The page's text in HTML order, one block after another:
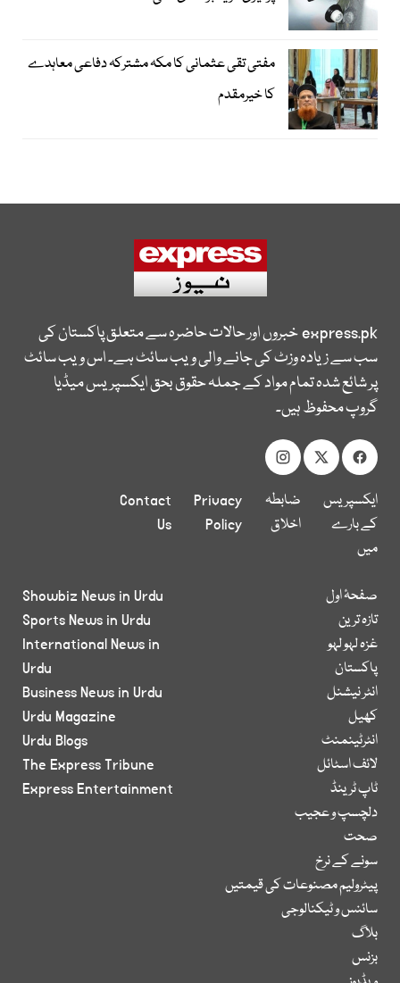
مفتی تقی عثمانی کا مکہ مشترکہ دفاعی معاہدے
کا خیرمقدم
express.pkخبروں اور حالات حاضرہ سے متعلق پاکستان کی
سب سے زیادہ وزٹ کی جانے والی ویب سائٹ ہے۔ اس ویب سائٹ
پر شائع شدہ تمام مواد کے جملہ حقوق بحق ایکسپریس میڈیا
گروپ محفوظ ہیں۔
ایکسپریس
کے بارے
میں
ضابطہ
اخلاق
Privacy
Policy
Contact
Us
صفحۂ اول
تازہ ترین
غزہ لہو لہو
پاکستان
انٹر نیشنل
کھیل
انٹرٹینمنٹ
لائف اسٹائل
ٹاپ ٹرینڈ
دلچسپ و عجیب
صحت
سونے کے نرخ
پیٹرولیم مصنوعات کی قیمتیں
سائنس و ٹیکنالوجی
بلاگ
بزنس
Showbiz News in Urdu
Sports News in Urdu
International News in
Urdu
Business News in Urdu
Urdu Magazine
Urdu Blogs
The Express Tribune
Express Entertainment